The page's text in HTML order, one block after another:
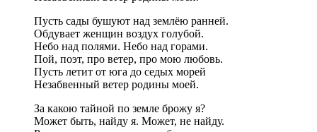
Пусть сады бушуют над землёю ранней.
Обдувает женщин воздух голубой.
Небо над полями. Небо над горами.
Пой, поэт, про ветер, про мою любовь.
Пусть летит от юга до седых морей
Незабвенный ветер родины моей.
За какою тайной по земле брожу я?
Может быть, найду я. Может, не найду.